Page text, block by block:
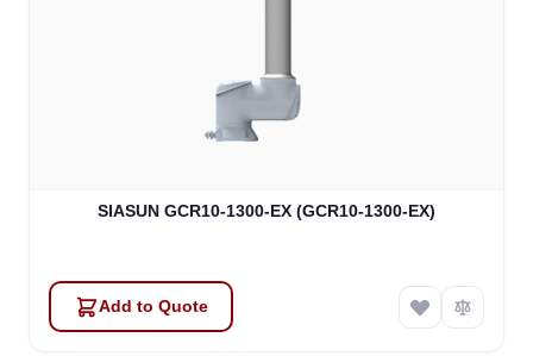
SIASUN GCR10-1300-EX (GCR10-1300-EX)
Add to Quote